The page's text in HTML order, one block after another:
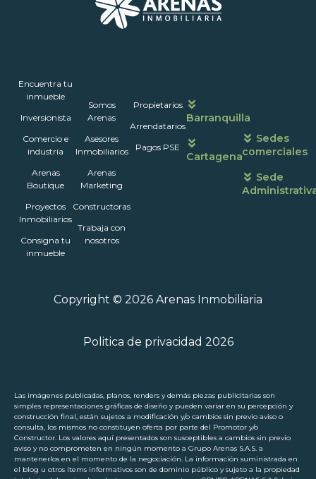
Encuentra tu
inmueble
Inversionista
Comercio e
industria
Arenas
Boutique
Proyectos
Inmobiliarios
Consigna tu
inmueble
Somos
Arenas
Asesores
Inmobiliarios
Arenas
Marketing
Constructoras
Trabaja con
nosotros
Propietarios
Arrendatarios
Pagos PSE
Barranquilla
Cartagena
atención
Sedes
comerciales
Sede
Copyright © 2026 Arenas Inmobiliaria
Politica de privacidad 2026
Las imágenes publicadas, planos, renders y demás piezas publicitarias son
simples representaciones gráficas de diseño y pueden variar en su percepción y
construcción final, están sujetos a modificación y/o cambios sin previo aviso o
consulta, los mismos no constituyen oferta por parte del Promotor y/o
Constructor. Los valores aquí presentados son susceptibles a cambios sin previo
aviso y no comprometen en ningún momento a Grupo Arenas S.A.S. a
mantenerlos en el momento de la negociación. La información suministrada en
el blog u otros ítems informativos son de dominio público y sujeto a la propiedad